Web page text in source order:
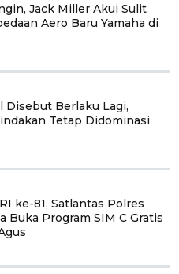
Jack Miller Akui Sulit
Aero Baru Yamaha di
Disebut Berlaku Lagi,
Tetap Didominasi
ke-81, Satlantas Polres
Buka Program SIM C Gratis